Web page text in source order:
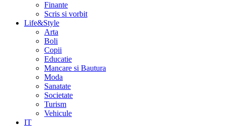
Finante
Scris si vorbit
Life&Style
Arta
Boli
Copii
Educatie
Mancare si Bautura
Moda
Sanatate
Societate
Turism
Vehicule
IT